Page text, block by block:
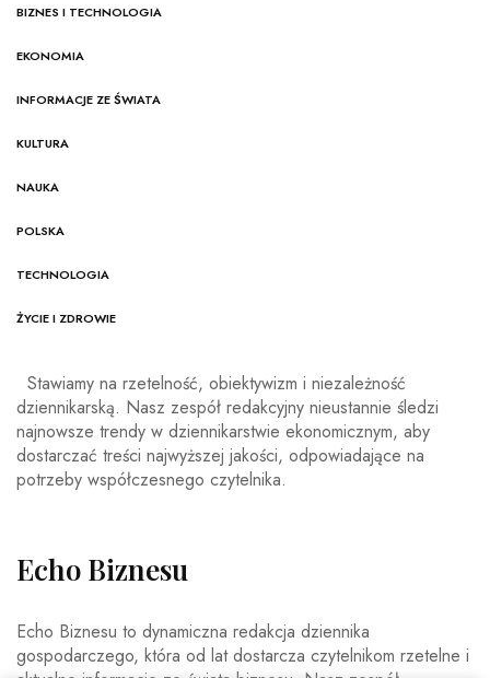
BIZNES I TECHNOLOGIA
EKONOMIA
INFORMACJE ZE ŚWIATA
KULTURA
NAUKA
POLSKA
TECHNOLOGIA
ŻYCIE I ZDROWIE
Stawiamy na rzetelność, obiektywizm i niezależność
dziennikarską. Nasz zespół redakcyjny nieustannie śledzi
najnowsze trendy w dziennikarstwie ekonomicznym, aby
dostarczać treści najwyższej jakości, odpowiadające na
potrzeby współczesnego czytelnika.
Echo Biznesu
Echo Biznesu to dynamiczna redakcja dziennika
gospodarczego, która od lat dostarcza czytelnikom rzetelne i